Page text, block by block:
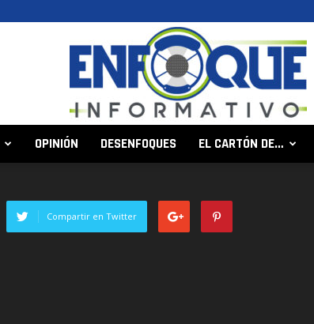
OPINIÓN DESENFOQUES EL CARTÓN DE…
Compartir en Twitter